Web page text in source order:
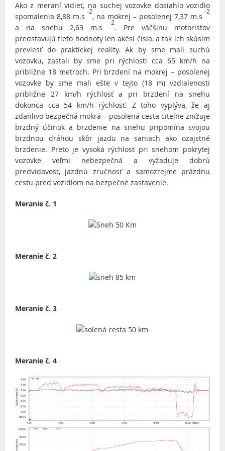
Ako z meraní vidieť, na suchej vozovke dosiahlo vozidlo
spomalenia 8,88 m.s
-2
, na mokrej – posolenej 7,37 m.s
-2
a na snehu 2,63 m.s
-2
. Pre väčšinu motoristov
predstavujú tieto hodnoty len akési čísla, a tak ich skúsim
previesť do praktickej reality. Ak by sme mali suchú
vozovku, zastali by sme pri rýchlosti cca 65 km/h na
približne 18 metroch. Pri brzdení na mokrej – posolenej
vozovke by sme mali ešte v tejto (18 m) vzdialenosti
približne 27 km/h rýchlosť a pri brzdení na snehu
dokonca cca 54 km/h rýchlosť. Z toho vyplýva, že aj
zdanlivo bezpečná mokrá – posolená cesta citeľne znižuje
brzdný účinok a brzdenie na snehu pripomína svojou
brzdnou dráhou skôr jazdu na saniach ako ozajstné
brzdenie. Preto je vysoká rýchlosť pri snehom pokrytej
vozovke veľmi nebezpečná a vyžaduje dobrú
predvídavosť, jazdnú zručnosť a samozrejme prázdnu
cestu pred vozidlom na bezpečné zastavenie.
Meranie č. 1
Meranie č. 2
Meranie č. 3
Meranie č. 4